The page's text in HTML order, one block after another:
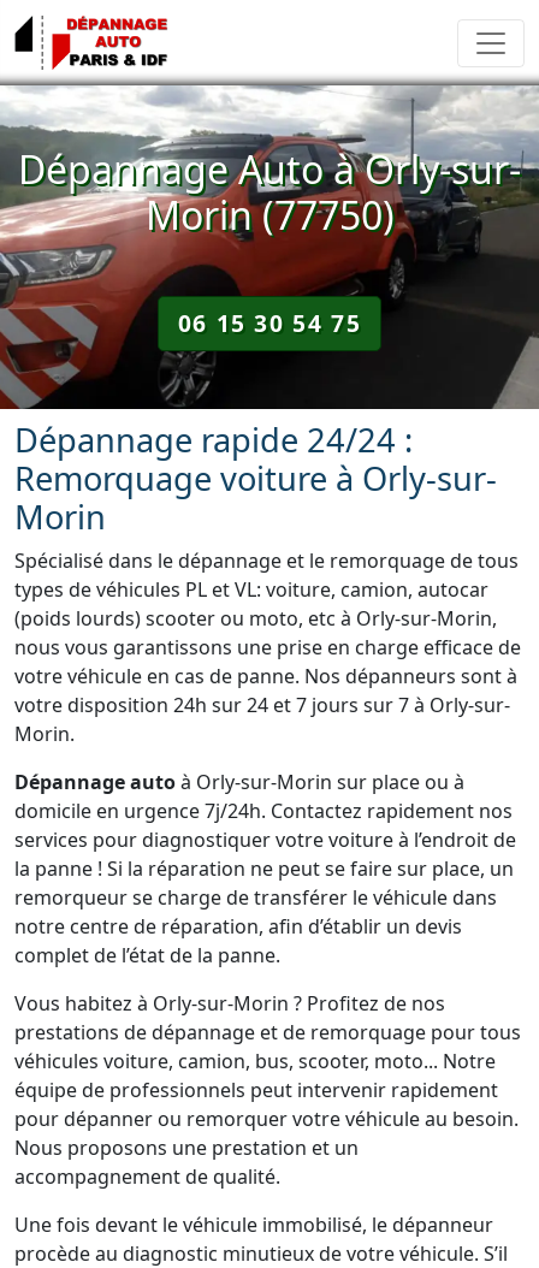
Dépannage Auto à Orly-sur-
Morin (77750)
06 15 30 54 75
Dépannage rapide 24/24 :
Remorquage voiture à Orly-sur-
Morin
Spécialisé dans le dépannage et le remorquage de tous
types de véhicules PL et VL: voiture, camion, autocar
(poids lourds) scooter ou moto, etc à Orly-sur-Morin,
nous vous garantissons une prise en charge efficace de
votre véhicule en cas de panne. Nos dépanneurs sont à
votre disposition 24h sur 24 et 7 jours sur 7 à Orly-sur-
Morin.
Dépannage autoà Orly-sur-Morin sur place ou à
domicile en urgence 7j/24h. Contactez rapidement nos
services pour diagnostiquer votre voiture à l’endroit de
la panne ! Si la réparation ne peut se faire sur place, un
remorqueur se charge de transférer le véhicule dans
notre centre de réparation, afin d’établir un devis
complet de l’état de la panne.
Vous habitez à Orly-sur-Morin ? Profitez de nos
prestations de dépannage et de remorquage pour tous
véhicules voiture, camion, bus, scooter, moto... Notre
équipe de professionnels peut intervenir rapidement
pour dépanner ou remorquer votre véhicule au besoin.
Nous proposons une prestation et un
accompagnement de qualité.
Une fois devant le véhicule immobilisé, le dépanneur
procède au diagnostic minutieux de votre véhicule. S’il